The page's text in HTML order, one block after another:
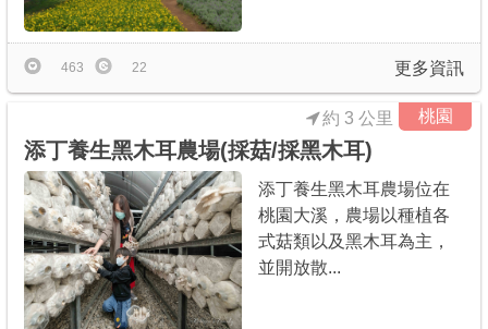
更多資訊
463 22
桃園
約 3 公里
添丁養生黑木耳農場(採菇/採黑木耳)
添丁養生黑木耳農場位在
桃園大溪，農場以種植各
式菇類以及黑木耳為主，
並開放散...